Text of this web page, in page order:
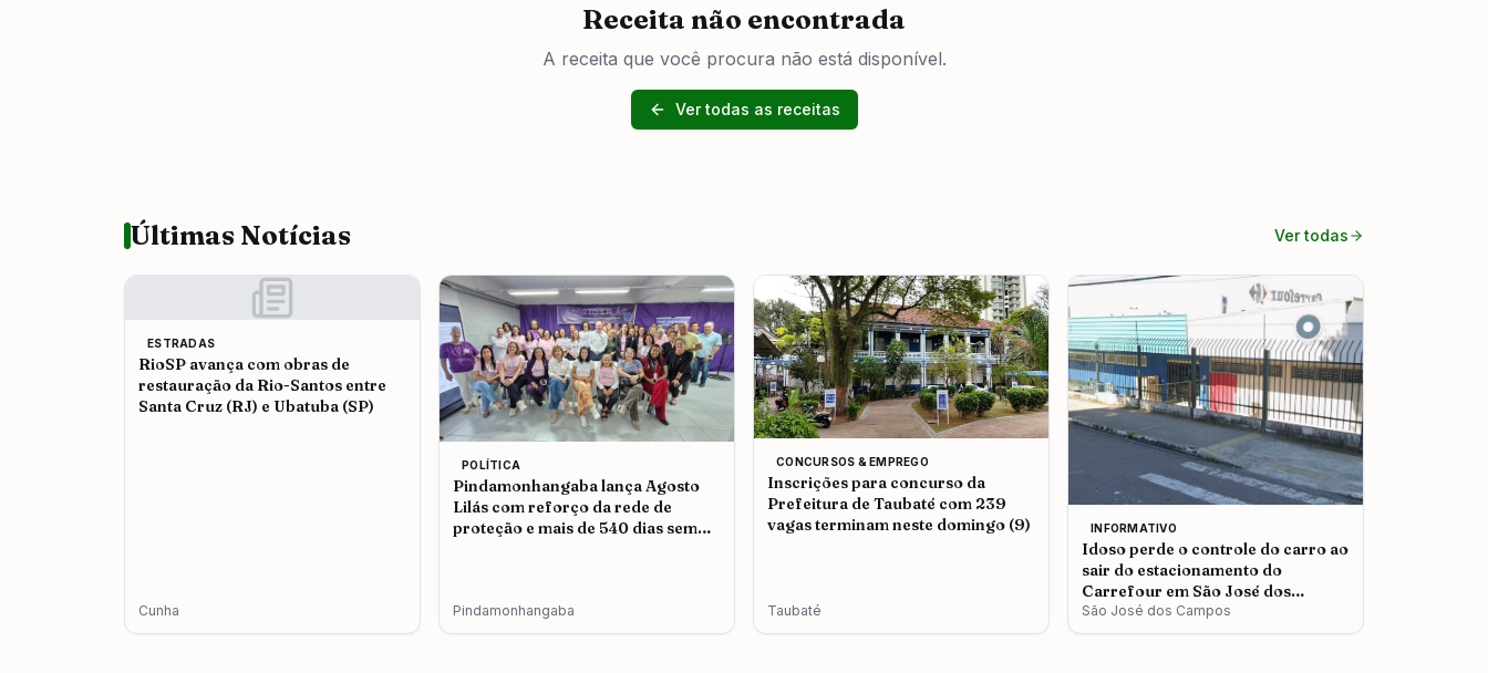
Receita não encontrada
A receita que você procura não está disponível.
Ver todas as receitas
Últimas Notícias Ver todas
ESTRADAS
RioSP avança com obras de
restauração da Rio-Santos entre
Santa Cruz (RJ) e Ubatuba (SP)
Cunha
POLÍTICA
Pindamonhangaba lança Agosto
Lilás com reforço da rede de
proteção e mais de 540 dias sem
Pindamonhangaba
CONCURSOS & EMPREGO
Inscrições para concurso da
Prefeitura de Taubaté com 239
vagas terminam neste domingo (9)
Taubaté
INFORMATIVO
Idoso perde o controle do carro ao
sair do estacionamento do
Carrefour em São José dos
Campos
São José dos Campos